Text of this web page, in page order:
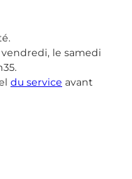
le samedi
du service avant